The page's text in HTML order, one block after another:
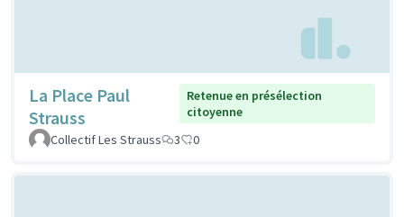
La Place Paul
Strauss
Retenue en présélection
citoyenne
Collectif Les Strauss
3 0